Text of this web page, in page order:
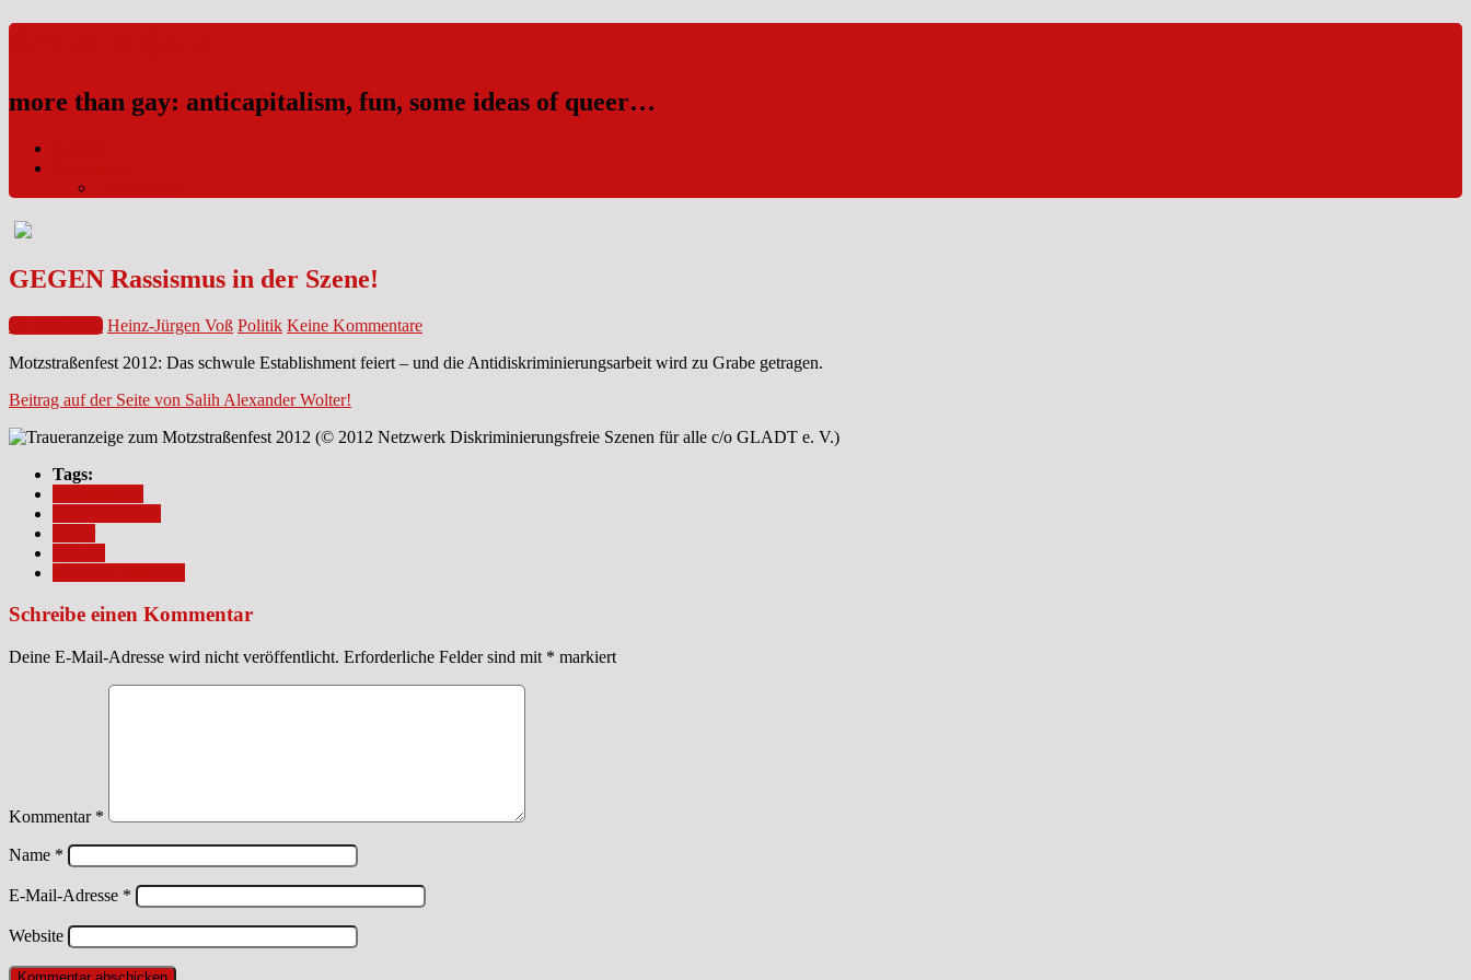
more than gay: anticapitalism, fun, some ideas of queer…
GEGEN Rassismus in der Szene!
19. Juni 2012 Heinz-Jürgen Voß Politik Keine Kommentare
Motzstraßenfest 2012: Das schwule Establishment feiert – und die Antidiskriminierungsarbeit wird zu Grabe getragen.
Beitrag auf der Seite von Salih Alexander Wolter!
Tags:
Schreibe einen Kommentar
Deine E-Mail-Adresse wird nicht veröffentlicht. Erforderliche Felder sind mit * markiert
Kommentar *
Name *
E-Mail-Adresse *
Website